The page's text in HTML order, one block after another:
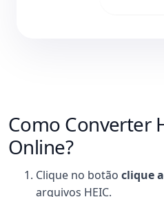
Como Converter
Online?
Clique no botão clique
arquivos HEIC.